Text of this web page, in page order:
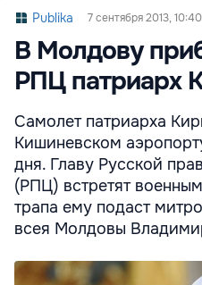
Publika 7 сентября 2013, 10:40
В Молдову
РПЦ патриарх
Самолет патриарха
Кишиневском
дня. Главу Русской
(РПЦ) встретят
трапа ему подаст
всея Молдовы